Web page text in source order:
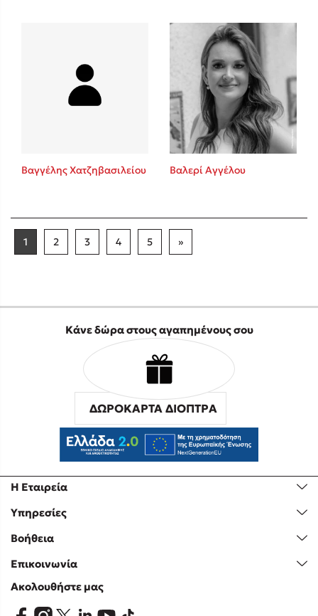
Βαγγέλης Χατζηβασιλείου Βαλερί Αγγέλου
1 2 3 4 5 »
Η Εταιρεία
Υπηρεσίες
Βοήθεια
Επικοινωνία
Κάνε δώρα στους αγαπημένους σου
ΔΩΡΟΚΑΡΤΑ ΔΙΟΠΤΡΑ
Ακολουθήστε μας